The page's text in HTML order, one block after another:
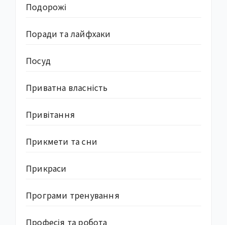
Подорожі
Поради та лайфхаки
Посуд
Приватна власність
Привітання
Прикмети та сни
Прикраси
Програми тренування
Професія та робота